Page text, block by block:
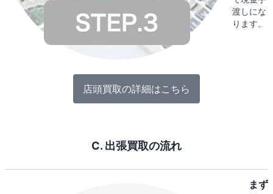
渡しにな
ります。
店頭買取の詳細はこちら
C. 出張買取の流れ
まず